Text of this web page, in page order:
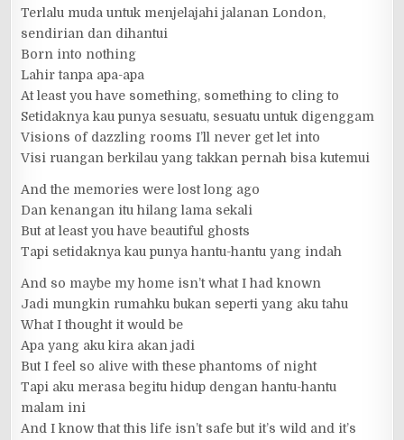
Terlalu muda untuk menjelajahi jalanan London,
sendirian dan dihantui
Born into nothing
Lahir tanpa apa-apa
At least you have something, something to cling to
Setidaknya kau punya sesuatu, sesuatu untuk digenggam
Visions of dazzling rooms I’ll never get let into
Visi ruangan berkilau yang takkan pernah bisa kutemui
And the memories were lost long ago
Dan kenangan itu hilang lama sekali
But at least you have beautiful ghosts
Tapi setidaknya kau punya hantu-hantu yang indah
And so maybe my home isn’t what I had known
Jadi mungkin rumahku bukan seperti yang aku tahu
What I thought it would be
Apa yang aku kira akan jadi
But I feel so alive with these phantoms of night
Tapi aku merasa begitu hidup dengan hantu-hantu
malam ini
And I know that this life isn’t safe but it’s wild and it’s